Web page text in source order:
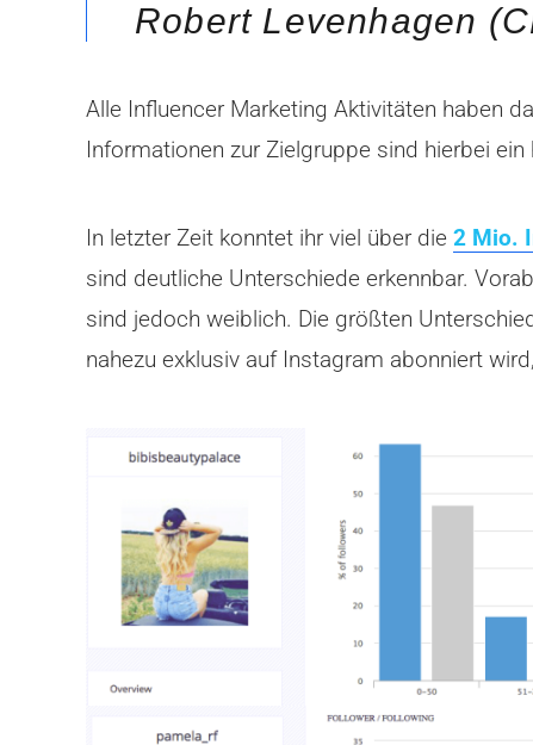
Robert Levenhagen
Alle Influencer Marketing Aktivitäten haben
Informationen zur Zielgruppe sind hierbei
In letzter Zeit konntet ihr viel über die 2 Mio.
sind deutliche Unterschiede erkennbar.
sind jedoch weiblich. Die größten
nahezu exklusiv auf Instagram abonniert